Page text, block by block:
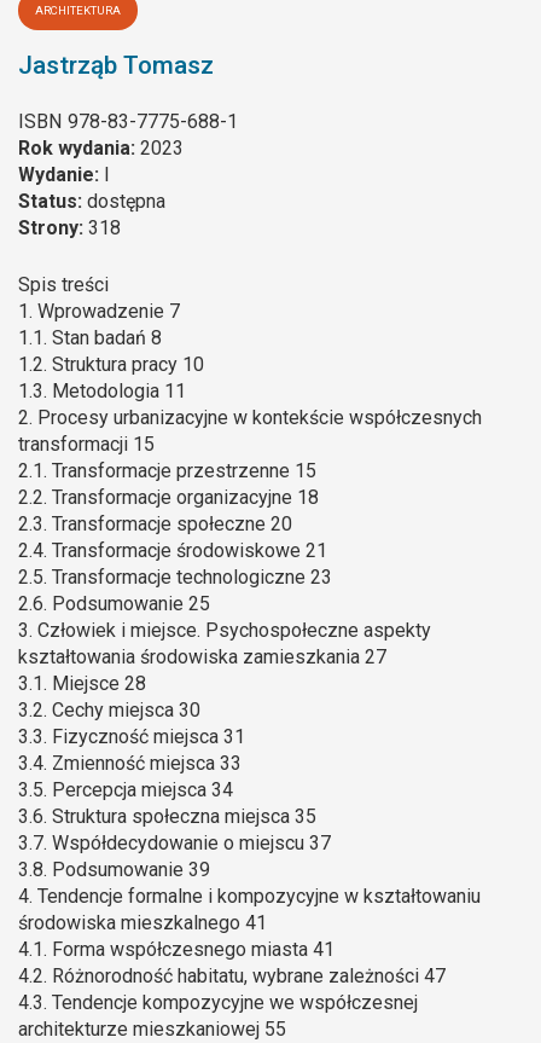
ARCHITEKTURA
Jastrząb Tomasz
ISBN 978-83-7775-688-1
Rok wydania: 2023
Wydanie: I
Status: dostępna
Strony: 318
Spis treści
1. Wprowadzenie 7
1.1. Stan badań 8
1.2. Struktura pracy 10
1.3. Metodologia 11
2. Procesy urbanizacyjne w kontekście współczesnych
transformacji 15
2.1. Transformacje przestrzenne 15
2.2. Transformacje organizacyjne 18
2.3. Transformacje społeczne 20
2.4. Transformacje środowiskowe 21
2.5. Transformacje technologiczne 23
2.6. Podsumowanie 25
3. Człowiek i miejsce. Psychospołeczne aspekty
kształtowania środowiska zamieszkania 27
3.1. Miejsce 28
3.2. Cechy miejsca 30
3.3. Fizyczność miejsca 31
3.4. Zmienność miejsca 33
3.5. Percepcja miejsca 34
3.6. Struktura społeczna miejsca 35
3.7. Współdecydowanie o miejscu 37
3.8. Podsumowanie 39
4. Tendencje formalne i kompozycyjne w kształtowaniu
środowiska mieszkalnego 41
4.1. Forma współczesnego miasta 41
4.2. Różnorodność habitatu, wybrane zależności 47
4.3. Tendencje kompozycyjne we współczesnej
architekturze mieszkaniowej 55